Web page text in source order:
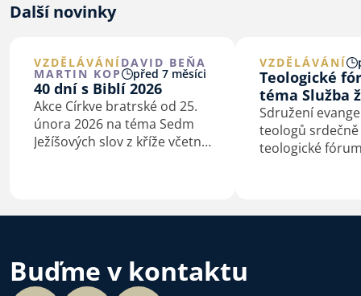
Další novinky
VZDĚLÁVÁNÍDAVID BEŇA
MARTIN KOP před 7 měsíci
40 dní s Biblí 2026
Akce Církve bratrské od 25.
února 2026 na téma Sedm
Ježíšových slov z kříže včetně
VZDĚLÁVÁNÍ
Teologické
téma Služba
Sdružení
teologů srdečně
teologické
Buďme v kontaktu